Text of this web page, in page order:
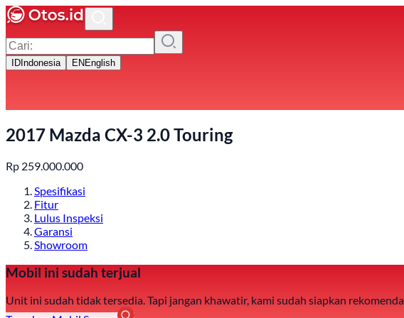
ID Indonesia EN English
2017 Mazda CX-3 2.0 Touring
Rp 259.000.000
Spesifikasi
Fitur
Lulus Inspeksi
Garansi
Showroom
Mobil ini sudah terjual
Unit ini sudah tidak tersedia. Tapi jangan khawatir, kami sudah siapkan